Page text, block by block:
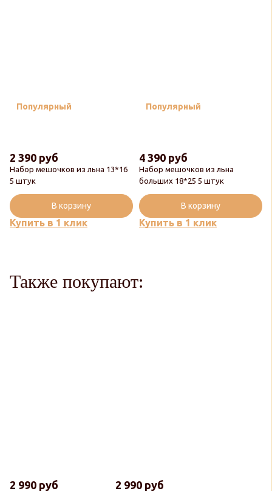
Популярный
Набор мешочков из льна 13*16
5 штук
2 390 руб
Купить в 1 клик
В корзину
Популярный
Набор мешочков из льна
больших 18*25 5 штук
4 390 руб
Купить в 1 клик
В корзину
Также покупают:
2 990 руб 2 990 руб